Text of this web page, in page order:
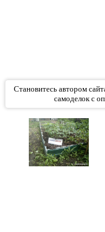
Становитесь автором
самоделок с